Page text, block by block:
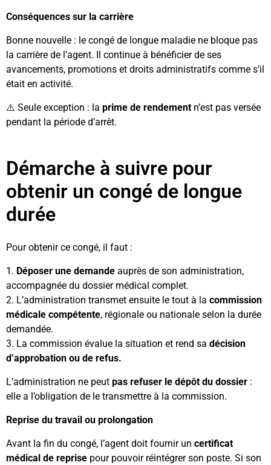
Conséquences sur la carrière
Bonne nouvelle : le congé de longue maladie ne bloque pas
la carrière de l’agent. Il continue à bénéficier de ses
avancements, promotions et droits administratifs comme s’il
était en activité.
⚠️ Seule exception : la prime de rendement n’est pas versée
pendant la période d’arrêt.
Démarche à suivre pour
obtenir un congé de longue
durée
Pour obtenir ce congé, il faut :
1️. Déposer une demande auprès de son administration,
accompagnée du dossier médical complet.
2️. L’administration transmet ensuite le tout à la commission
médicale compétente, régionale ou nationale selon la durée
demandée.
3️. La commission évalue la situation et rend sa décision
d’approbation ou de refus.
L’administration ne peut pas refuser le dépôt du dossier :
elle a l’obligation de le transmettre à la commission.
Reprise du travail ou prolongation
Avant la fin du congé, l’agent doit fournir un certificat
médical de reprise pour pouvoir réintégrer son poste. Si son